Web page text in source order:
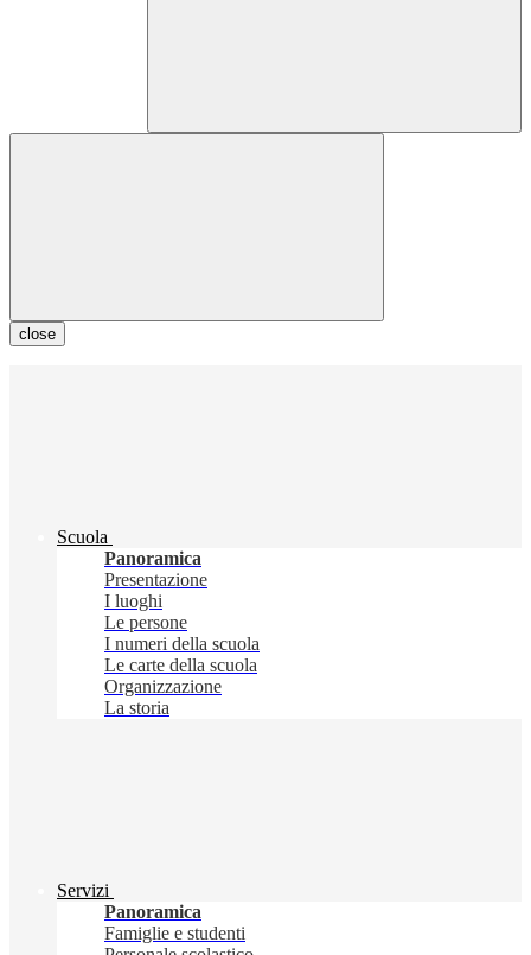
close
Scuola
Panoramica
Presentazione
I luoghi
Le persone
I numeri della scuola
Le carte della scuola
Organizzazione
La storia
Servizi
Panoramica
Famiglie e studenti